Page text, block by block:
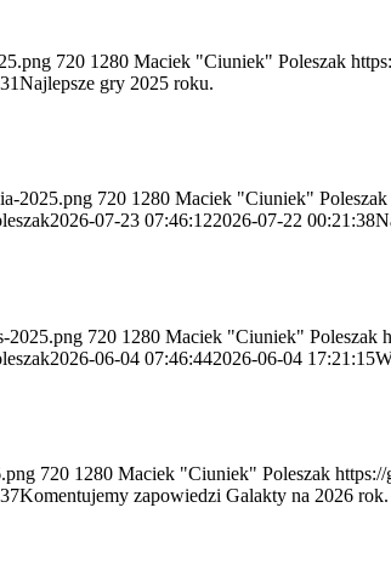
720 1280 Maciek "Ciuniek" Poleszak
Najlepsze gry 2025 roku.
2025.png 720 1280 Maciek "Ciuniek" Poleszak
2026-07-23 07:46:122026-07-22 00:21:38
2025.png 720 1280 Maciek "Ciuniek" Poleszak
2026-06-04 07:46:442026-06-04 17:21:15
720 1280 Maciek "Ciuniek" Poleszak https://
Komentujemy zapowiedzi Galakty na 2026 rok.